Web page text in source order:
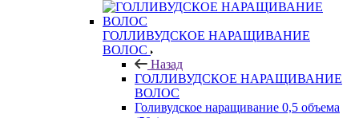
ГОЛЛИВУДСКОЕ НАРАЩИВАНИЕ
ВОЛОС
Назад
ГОЛЛИВУДСКОЕ НАРАЩИВАНИЕ
ВОЛОС
Голивудское наращивание 0,5 объема